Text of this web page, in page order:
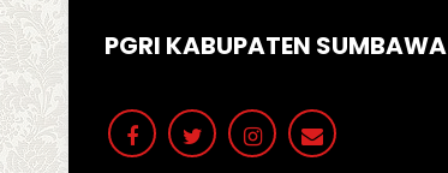
PGRI KABUPATEN SUMBAWA